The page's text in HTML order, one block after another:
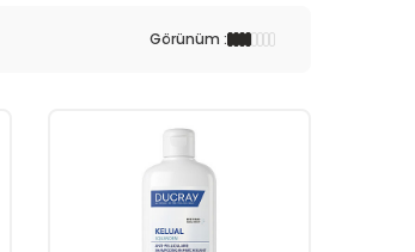
Görünüm :